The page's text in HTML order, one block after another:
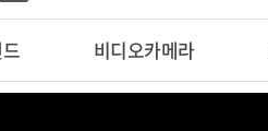
비디오카메라